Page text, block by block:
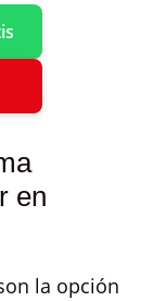
en
la opción